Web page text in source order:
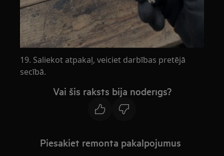
19. Saliekot atpakaļ, veiciet darbības pretējā
secībā.
Vai šis raksts bija noderīgs?
Piesakiet remonta pakalpojumus